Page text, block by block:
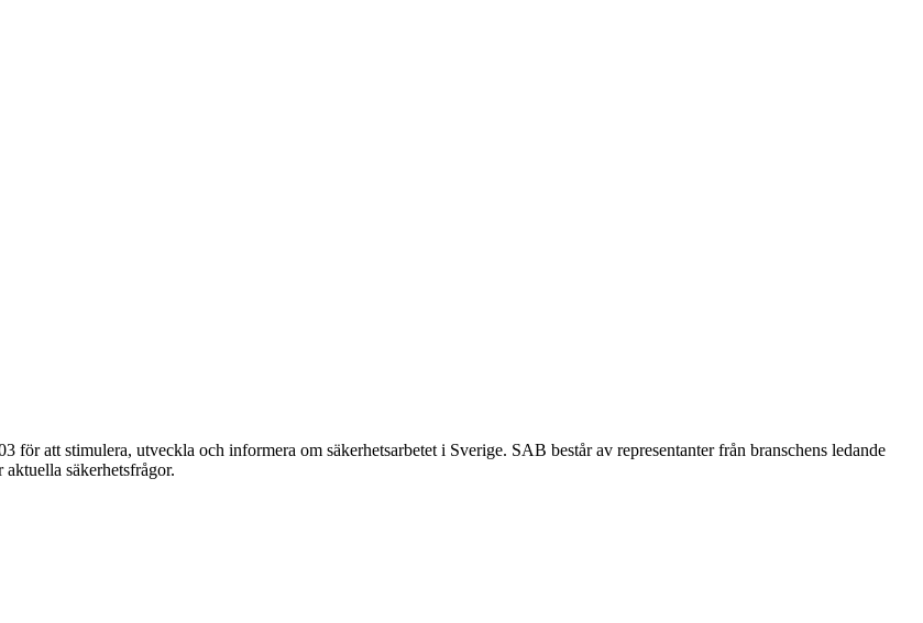
att stimulera, utveckla och informera om säkerhetsarbetet i Sverige. SAB består av representanter från branschens ledande
säkerhetsfrågor.